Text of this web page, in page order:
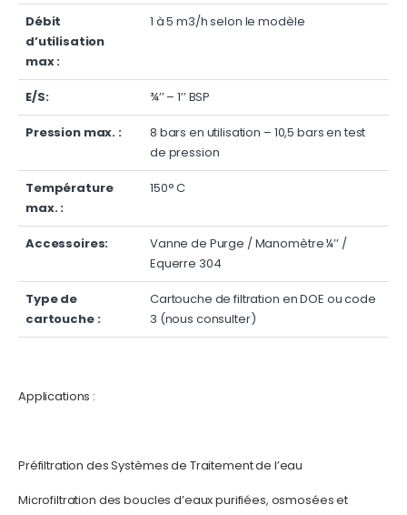
Débit
d’utilisation
max :
1 à 5 m3/h selon le modèle
E/S: ¾’’ – 1’’ BSP
Pression max. :
8 bars en utilisation – 10,5 bars en test
de pression
Température
max. :
150° C
Accessoires:
Vanne de Purge / Manomètre ¼’’ /
Equerre 304
Type de
cartouche :
Cartouche de filtration en DOE ou code
3 (nous consulter)
Applications :
Préfiltration des Systèmes de Traitement de l’eau
Microfiltration des boucles d’eaux purifiées, osmosées et